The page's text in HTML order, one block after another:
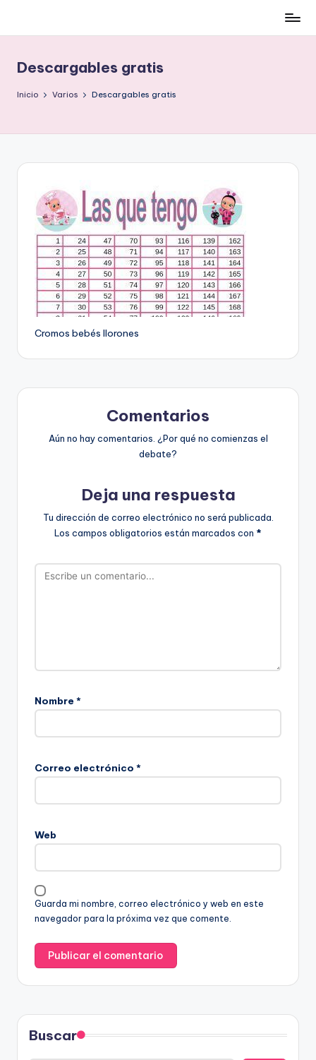
contenido
low-
cost
y
Descargables gratis
Inicio Varios Descargables gratis
Cromos bebés llorones
Comentarios
Aún no hay comentarios. ¿Por qué no comienzas el
debate?
Deja una respuesta
Tu dirección de correo electrónico no será publicada.
Los campos obligatorios están marcados con *
Nombre *
Correo electrónico *
Web
Guarda mi nombre, correo electrónico y web en este
navegador para la próxima vez que comente.
Buscar